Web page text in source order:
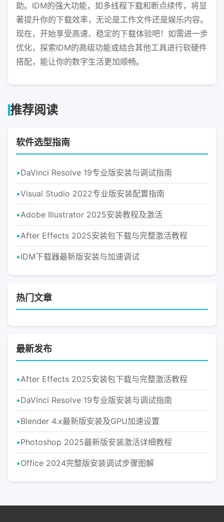
助。IDM的强大功能，如多线程下载和断点续传，将显
著提升你的下载效率，无论是工作文件还是娱乐内容。
现在，开始享受高速、稳定的下载体验吧！如需进一步
优化，探索IDM的高级功能或结合其他工具进行软硬件
搭配，能让你的数字生活更加顺畅。
推荐阅读
软件选型指南
DaVinci Resolve 19专业版安装与调试指南
Visual Studio 2022专业版安装配置指南
Adobe Illustrator 2025安装教程及激活
After Effects 2025安装包下载与完整激活教程
IDM下载器最新版安装与加速调试
热门文章
最新发布
After Effects 2025安装包下载与完整激活教程
DaVinci Resolve 19专业版安装与调试指南
Blender 4.x最新版安装及GPU加速设置
Photoshop 2025最新版安装激活详细教程
Office 2024完整版安装调试步骤图解